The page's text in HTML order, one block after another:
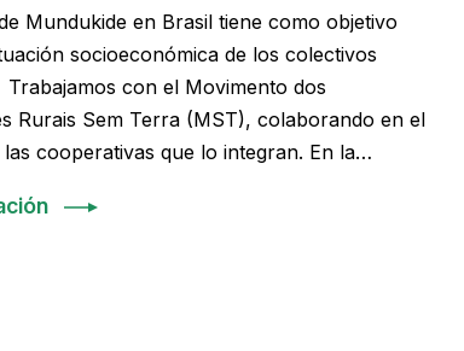
Mundukide en Brasil tiene como objetivo
socioeconómica de los colectivos
con el Movimento dos
Rurais Sem Terra (MST), colaborando en el
cooperativas que lo integran. En la…